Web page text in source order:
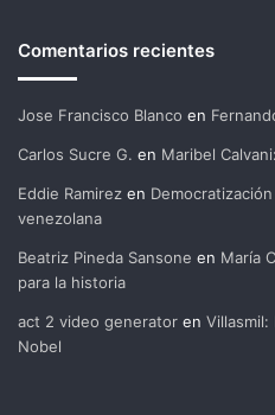
Comentarios recientes
Jose Francisco Blanco en
Carlos Sucre G. en Maribel
Eddie Ramirez en
venezolana
Beatriz Pineda Sansone en María
para la historia
act 2 video generator en Villasmil:
Nobel